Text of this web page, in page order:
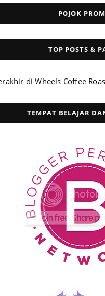
POJOK
TOP POSTS &
di Wheels Coffee
TEMPAT BELAJAR